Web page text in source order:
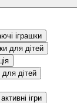
іграшки
для дітей
для дітей
ігри